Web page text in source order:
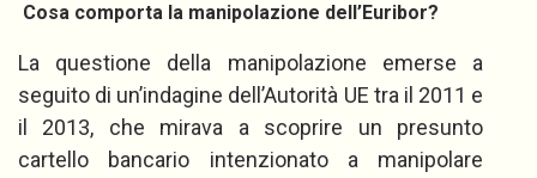
Cosa comporta la manipolazione dell’Euribor?
La questione della manipolazione emerse a
seguito di un’indagine dell’Autorità UE tra il 2011 e
il 2013, che mirava a scoprire un presunto
cartello bancario intenzionato a manipolare